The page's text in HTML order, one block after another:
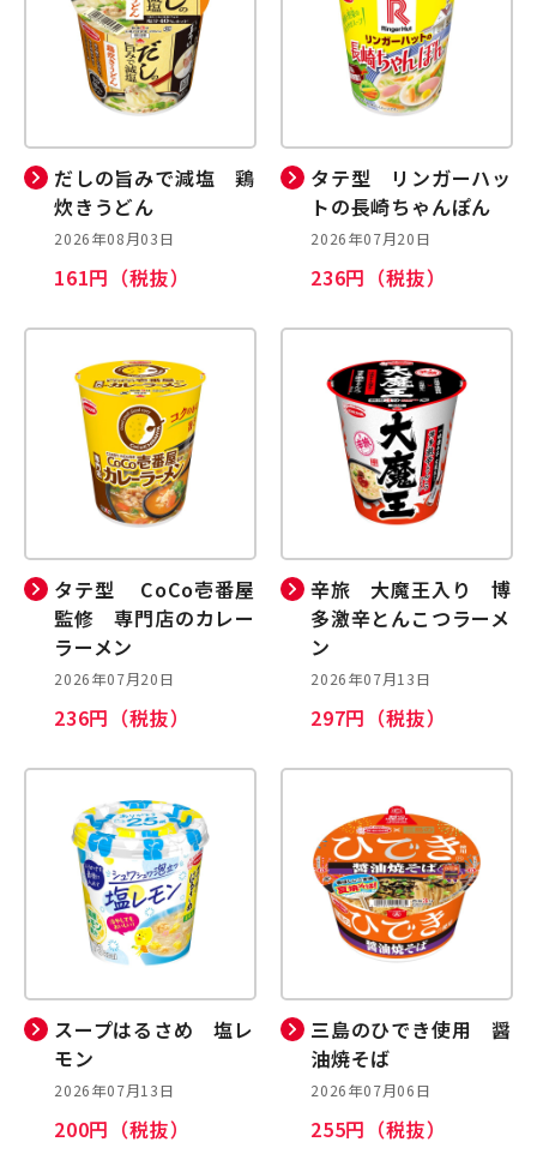
だしの旨みで減塩 鶏
炊きうどん
2026年08月03日
161円（税抜）
タテ型 リンガーハッ
トの長崎ちゃんぽん
2026年07月20日
236円（税抜）
タテ型 CoCo壱番屋
監修 専門店のカレー
ラーメン
2026年07月20日
236円（税抜）
辛旅 大魔王入り 博
多激辛とんこつラーメ
ン
2026年07月13日
297円（税抜）
スープはるさめ 塩レ
モン
2026年07月13日
200円（税抜）
三島のひでき使用 醤
油焼そば
2026年07月06日
255円（税抜）